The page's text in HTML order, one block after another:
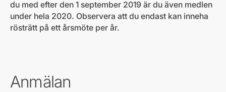
du med efter den 1 september 2019 är du även medlen
under hela 2020. Observera att du endast kan inneha
rösträtt på ett årsmöte per år.
Anmälan